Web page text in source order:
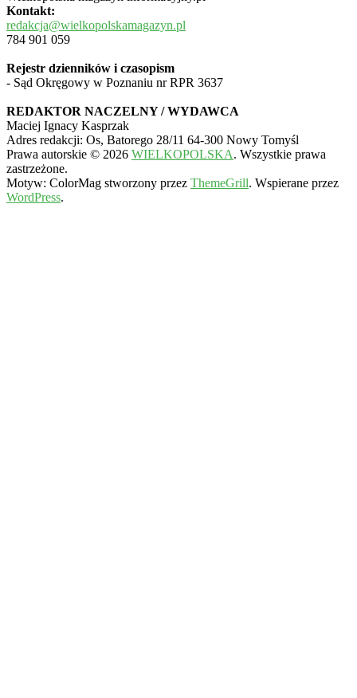
Kontakt:
redakcja@wielkopolskamagazyn.pl
784 901 059
Rejestr dzienników i czasopism
- Sąd Okręgowy w Poznaniu nr RPR 3637
REDAKTOR NACZELNY / WYDAWCA
Maciej Ignacy Kasprzak
Adres redakcji: Os, Batorego 28/11 64-300 Nowy Tomyśl
Prawa autorskie © 2026 WIELKOPOLSKA. Wszystkie prawa
zastrzeżone.
Motyw: ColorMag stworzony przez ThemeGrill. Wspierane przez
WordPress.